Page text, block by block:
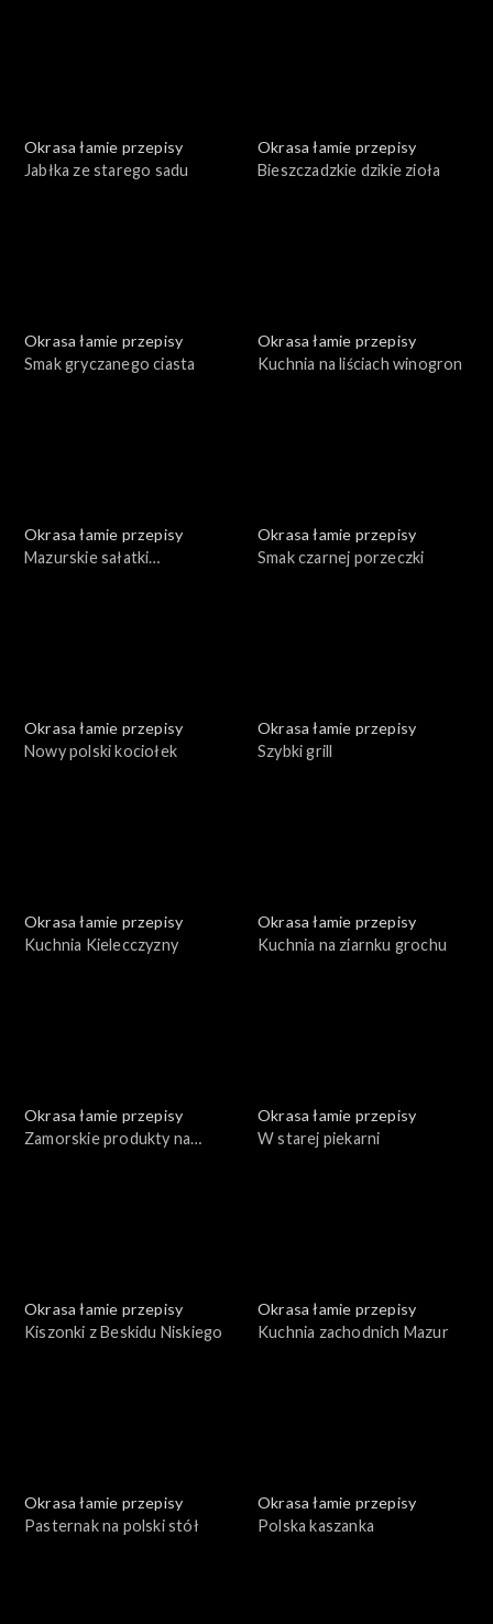
Okrasa łamie przepisy
Jabłka ze starego sadu
Okrasa łamie przepisy
Bieszczadzkie dzikie zioła
Okrasa łamie przepisy
Smak gryczanego ciasta
Okrasa łamie przepisy
Kuchnia na liściach winogron
Okrasa łamie przepisy
Mazurskie sałatki
Okrasa łamie przepisy
Smak czarnej porzeczki
Okrasa łamie przepisy
Nowy polski kociołek
Okrasa łamie przepisy
Szybki grill
Okrasa łamie przepisy
Kuchnia Kielecczyzny
Okrasa łamie przepisy
Kuchnia na ziarnku grochu
Okrasa łamie przepisy
Zamorskie produkty na
Okrasa łamie przepisy
W starej piekarni
Okrasa łamie przepisy
Kiszonki z Beskidu Niskiego
Okrasa łamie przepisy
Kuchnia zachodnich Mazur
Okrasa łamie przepisy
Pasternak na polski stół
Okrasa łamie przepisy
Polska kaszanka